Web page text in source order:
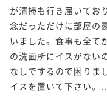
が清掃も行き届いてお
念だっただけに部屋の
いました。食事も全て
の洗面所にイスがない
なしでするので困りま
イスを置いて下さい。...